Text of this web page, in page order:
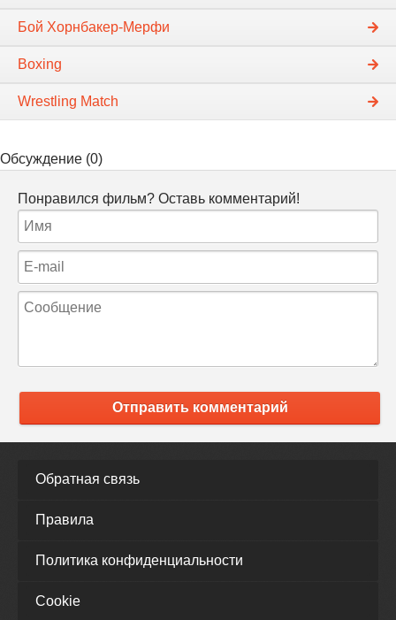
Бой Хорнбакер-Мерфи
Boxing
Wrestling Match
Обсуждение (0)
Понравился фильм? Оставь комментарий!
Отправить комментарий
Обратная связь
Правила
Политика конфиденциальности
Cookie